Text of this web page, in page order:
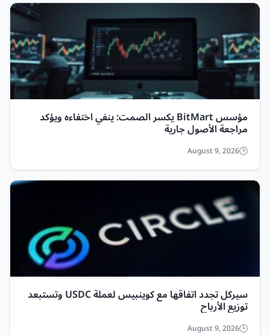
مؤسس BitMart يكسر الصمت: ينفي اختفاءه ويؤكد
مراجعة الأصول جارية
August 9, 2026
سيركل تجدد اتفاقها مع كوينبيس لعملة USDC وتستبعد
توزيع الأرباح
August 9, 2026